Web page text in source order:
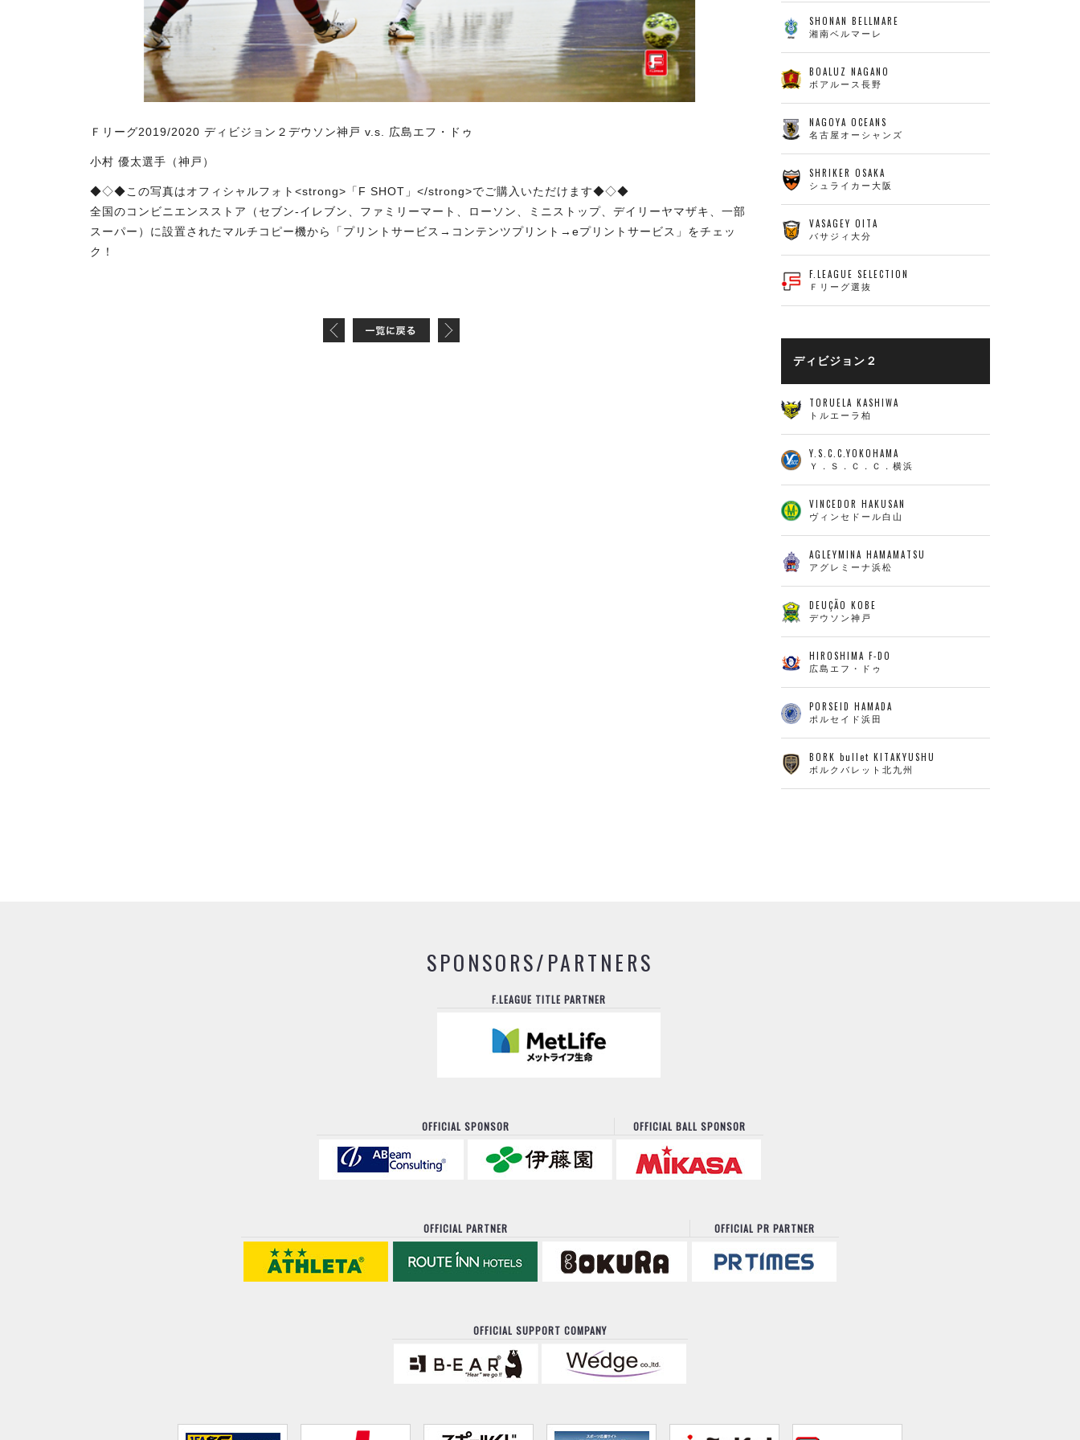
Ｆリーグ2019/2020 ディビジョン２デウソン神戸 v.s. 広島エフ・ドゥ
小村 優太選手（神戸）
◆◇◆この写真はオフィシャルフォト<strong>「F SHOT」</strong>でご購入いただけます◆◇◆
全国のコンビニエンスストア（セブン-イレブン、ファミリーマート、ローソン、ミニストップ、デイリーヤマザキ、一部
スーパー）に設置されたマルチコピー機から「プリントサービス→コンテンツプリント→eプリントサービス」をチェッ
ク！
SHONAN BELLMARE
湘南ベルマーレ
BOALUZ NAGANO
ボアルース長野
NAGOYA OCEANS
名古屋オーシャンズ
SHRIKER OSAKA
シュライカー大阪
VASAGEY OITA
バサジィ大分
F.LEAGUE SELECTION
Ｆリーグ選抜
ディビジョン２
TORUELA KASHIWA
トルエーラ柏
Y.S.C.C.YOKOHAMA
Ｙ．Ｓ．Ｃ．Ｃ．横浜
VINCEDOR HAKUSAN
ヴィンセドール白山
AGLEYMINA HAMAMATSU
アグレミーナ浜松
DEUÇÃO KOBE
デウソン神戸
HIROSHIMA F-DO
広島エフ・ドゥ
PORSEID HAMADA
ポルセイド浜田
BORK bullet KITAKYUSHU
ボルクバレット北九州
SPONSORS/PARTNERS
F.LEAGUE TITLE PARTNER
OFFICIAL SPONSOR OFFICIAL BALL SPONSOR
OFFICIAL PARTNER OFFICIAL PR PARTNER
OFFICIAL SUPPORT COMPANY